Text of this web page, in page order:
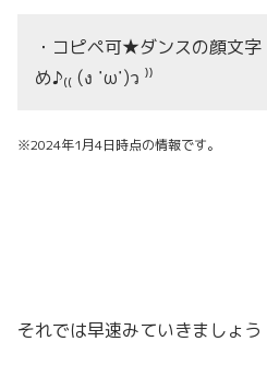
・コピペ可★ダンスの顔文
め♪₍₍ (ง ˙ω˙)ว ⁾⁾
※2024年1月4日時点の情報です。
それでは早速みていきましょう